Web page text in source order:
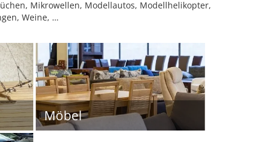
Mikrowellen, Modellautos, Modellhelikopter,
Weine, …
Möbel